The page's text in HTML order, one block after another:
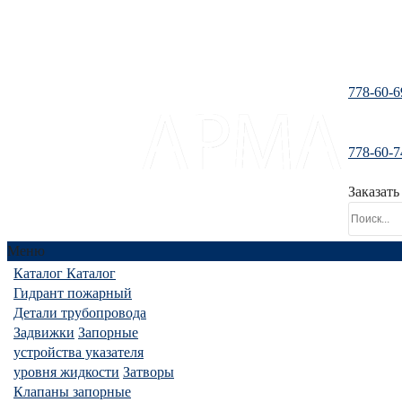
778-60-
778-60-
Меню
Каталог Каталог
Гидрант пожарный
Детали трубопровода
Задвижки Запорные
устройства указателя
уровня жидкости Затворы
Клапаны запорные